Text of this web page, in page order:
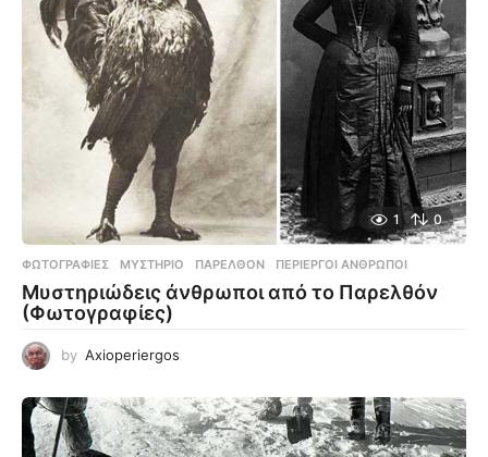
1 0
ΦΩΤΟΓΡΑΦΊΕΣ ΜΥΣΤΉΡΙΟ ,ΠΑΡΕΛΘΌΝ ,ΠΕΡΊΕΡΓΟΙ ΆΝΘΡΩΠΟΙ
Μυστηριώδεις άνθρωποι από το Παρελθόν
(Φωτογραφίες)
by Axioperiergos